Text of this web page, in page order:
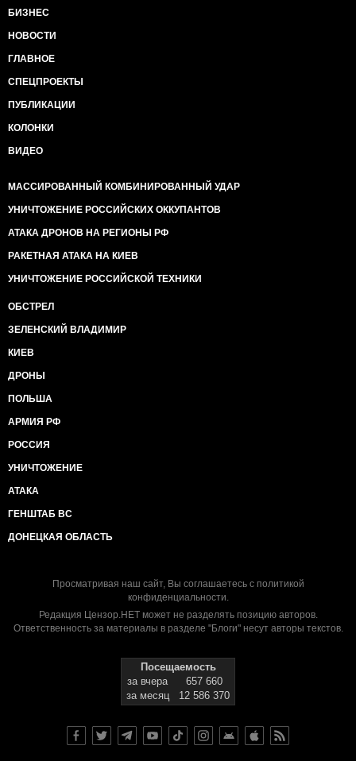
БИЗНЕС
НОВОСТИ
ГЛАВНОЕ
СПЕЦПРОЕКТЫ
ПУБЛИКАЦИИ
КОЛОНКИ
ВИДЕО
МАССИРОВАННЫЙ КОМБИНИРОВАННЫЙ УДАР
УНИЧТОЖЕНИЕ РОССИЙСКИХ ОККУПАНТОВ
АТАКА ДРОНОВ НА РЕГИОНЫ РФ
РАКЕТНАЯ АТАКА НА КИЕВ
УНИЧТОЖЕНИЕ РОССИЙСКОЙ ТЕХНИКИ
ОБСТРЕЛ
ЗЕЛЕНСКИЙ ВЛАДИМИР
КИЕВ
ДРОНЫ
ПОЛЬША
АРМИЯ РФ
РОССИЯ
УНИЧТОЖЕНИЕ
АТАКА
ГЕНШТАБ ВС
ДОНЕЦКАЯ ОБЛАСТЬ
Просматривая наш сайт, Вы соглашаетесь с политикой
конфиденциальности.
Редакция Цензор.НЕТ может не разделять позицию авторов.
Ответственность за материалы в разделе "Блоги" несут авторы текстов.
Посещаемость
за вчера
657 660
за месяц
12 586 370